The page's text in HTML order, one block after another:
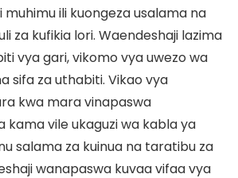
muhimu ili kuongeza usalama na
za kufikia lori. Waendeshaji lazima
vya gari, vikomo vya uwezo wa
sifa za uthabiti. Vikao vya
kwa mara vinapaswa
kama vile ukaguzi wa kabla ya
salama za kuinua na taratibu za
wanapaswa kuvaa vifaa vya